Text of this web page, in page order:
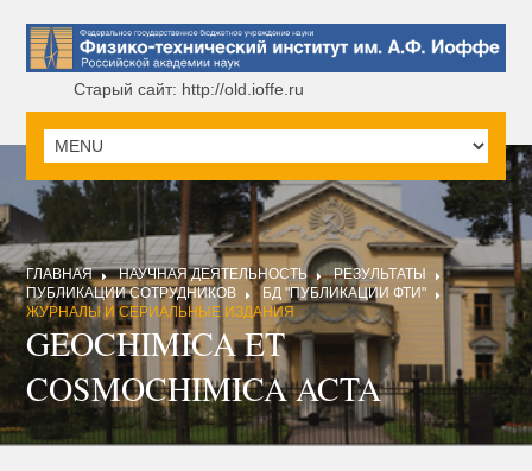
Старый сайт: http://old.ioffe.ru
ГЛАВНАЯ НАУЧНАЯ ДЕЯТЕЛЬНОСТЬ
РЕЗУЛЬТАТЫ
ПУБЛИКАЦИИ СОТРУДНИКОВ
БД "ПУБЛИКАЦИИ ФТИ"
ЖУРНАЛЫ И СЕРИАЛЬНЫЕ ИЗДАНИЯ
GEOCHIMICA ET
COSMOCHIMICA ACTA